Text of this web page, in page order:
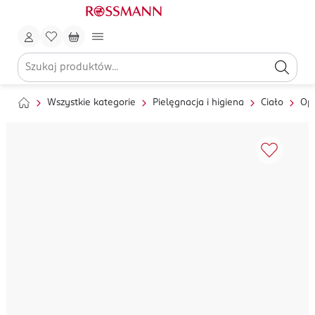
Wszystkie kategorie Pielęgnacja i higiena Ciało